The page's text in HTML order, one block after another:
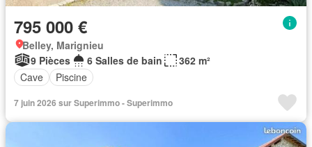
795 000 €
Belley, Marignieu
9 Pièces
6 Salles de bain
362 m²
Cave
Piscine
7 juin 2026 sur Superimmo - Superimmo